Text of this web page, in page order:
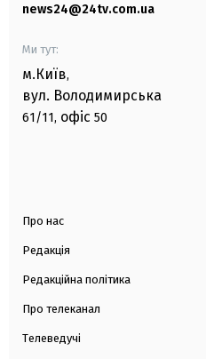
news24@24tv.com.ua
Ми тут:
м.Київ,
вул. Володимирська
61/11, офіс 50
Про нас
Редакція
Редакційна політика
Про телеканал
Телеведучі